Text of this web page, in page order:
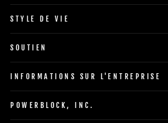
STYLE DE VIE
SOUTIEN
INFORMATIONS SUR L'ENTREPRISE
POWERBLOCK, INC.